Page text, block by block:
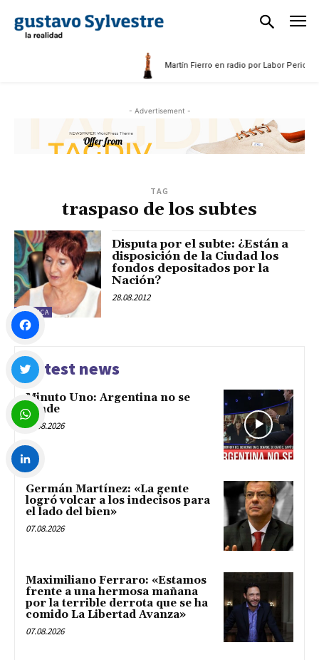
Martín Fierro en radio por Labor
- Advertisement -
TAG
traspaso de los subtes
POLÍTICA
Disputa por el subte: ¿Están a
disposición de la Ciudad los
fondos depositados por la
Nación?
28.08.2012
Latest news
Minuto Uno: Argentina no se
vende
07.08.2026
Germán Martínez: «La gente
logró volcar a los indecisos para
el lado del bien»
07.08.2026
Maximiliano Ferraro: «Estamos
frente a una hermosa mañana
por la terrible derrota que se ha
comido La Libertad Avanza»
07.08.2026
Facebook
Twitter
WhatsApp
LinkedIn